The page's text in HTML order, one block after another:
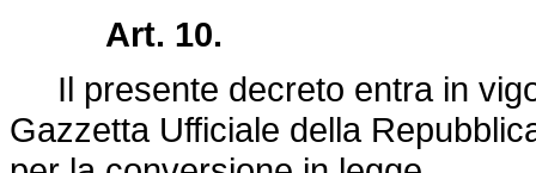
Art. 10.
Il presente decreto entra in
Gazzetta Ufficiale della